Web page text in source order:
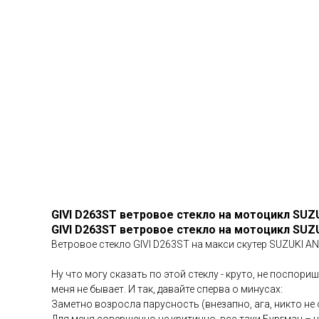
GIVI D263ST ветровое стекло на мотоцикл
GIVI D263ST ветровое стекло на мотоцикл
Ветровое стекло GIVI D263ST на макси скутер SUZUKI
Ну что могу сказать по этой стеклу - круто, не
меня не бывает. И так, давайте сперва о минусах:
Заметно возросла парусность (внезапно, ага, никто